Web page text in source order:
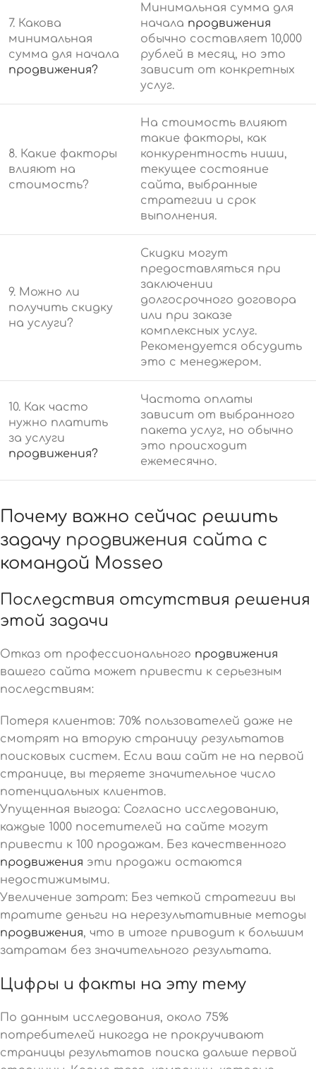
7. Какова
минимальная
сумма для начала
продвижения?
Минимальная сумма для
начала продвижения
обычно составляет 10,000
рублей в месяц, но это
зависит от конкретных
услуг.
8. Какие факторы
влияют на
стоимость?
На стоимость влияют
такие факторы, как
конкурентность ниши,
текущее состояние
сайта, выбранные
стратегии и срок
выполнения.
9. Можно ли
получить скидку
на услуги?
Скидки могут
предоставляться при
заключении
долгосрочного договора
или при заказе
комплексных услуг.
Рекомендуется обсудить
это с менеджером.
10. Как часто
нужно платить
за услуги
продвижения?
Частота оплаты
зависит от выбранного
пакета услуг, но обычно
это происходит
ежемесячно.
Почему важно сейчас решить
задачу продвижения сайта с
командой Mosseo
Последствия отсутствия решения
этой задачи
Отказ от профессионального продвижения
вашего сайта может привести к серьезным
последствиям:
Потеря клиентов: 70% пользователей даже не
смотрят на вторую страницу результатов
поисковых систем. Если ваш сайт не на первой
странице, вы теряете значительное число
потенциальных клиентов.
Упущенная выгода: Согласно исследованию,
каждые 1000 посетителей на сайте могут
привести к 100 продажам. Без качественного
продвижения эти продажи остаются
недостижимыми.
Увеличение затрат: Без четкой стратегии вы
тратите деньги на нерезультативные методы
продвижения, что в итоге приводит к большим
затратам без значительного результата.
Цифры и факты на эту тему
По данным исследования, около 75%
потребителей никогда не прокручивают
страницы результатов поиска дальше первой